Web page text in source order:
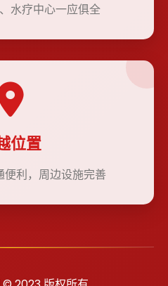
水疗中心一应俱全
位置
便利，周边设施完善